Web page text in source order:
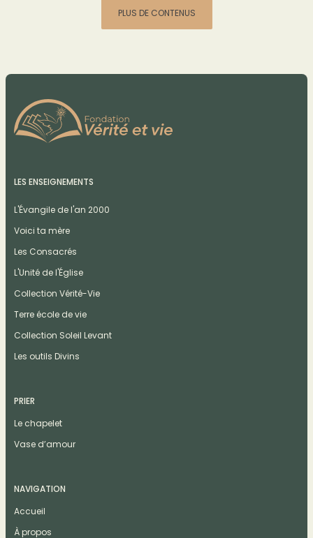
PLUS DE CONTENUS
LES ENSEIGNEMENTS
L'Évangile de l'an 2000
Voici ta mère
Les Consacrés
L'Unité de l'Église
Collection Vérité-Vie
Terre école de vie
Collection Soleil Levant
Les outils Divins
PRIER
Le chapelet
Vase d’amour
NAVIGATION
Accueil
À propos